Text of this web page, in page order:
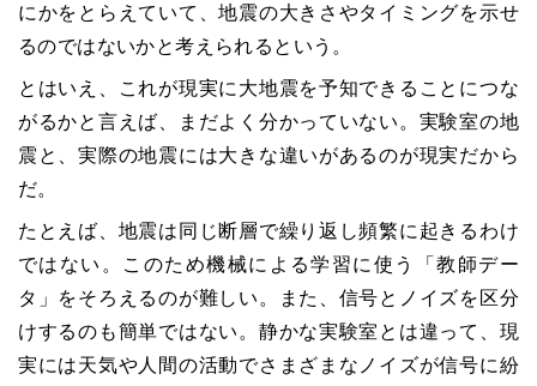
にかをとらえていて、地震の大きさやタイミングを示せ
るのではないかと考えられるという。
とはいえ、これが現実に大地震を予知できることにつな
がるかと言えば、まだよく分かっていない。実験室の地
震と、実際の地震には大きな違いがあるのが現実だから
だ。
たとえば、地震は同じ断層で繰り返し頻繁に起きるわけ
ではない。このため機械による学習に使う「教師デー
タ」をそろえるのが難しい。また、信号とノイズを区分
けするのも簡単ではない。静かな実験室とは違って、現
実には天気や人間の活動でさまざまなノイズが信号に紛